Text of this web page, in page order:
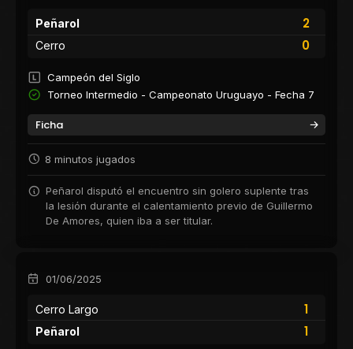
Peñarol
2
0
Cerro
Campeón del Siglo
Torneo Intermedio - Campeonato Uruguayo - Fecha 7
Ficha
8 minutos jugados
Peñarol disputó el encuentro sin golero suplente tras
la lesión durante el calentamiento previo de Guillermo
De Amores, quien iba a ser titular.
01/06/2025
Cerro Largo
1
1
Peñarol